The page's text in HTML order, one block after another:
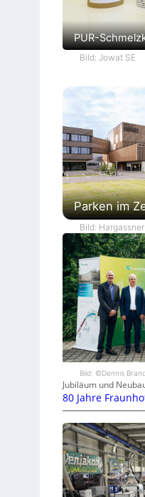
PUR-
Bild: Jowat SE
Parken im
Bild:
Bild: ©Dennis
Jubiläum und
80 Jahre